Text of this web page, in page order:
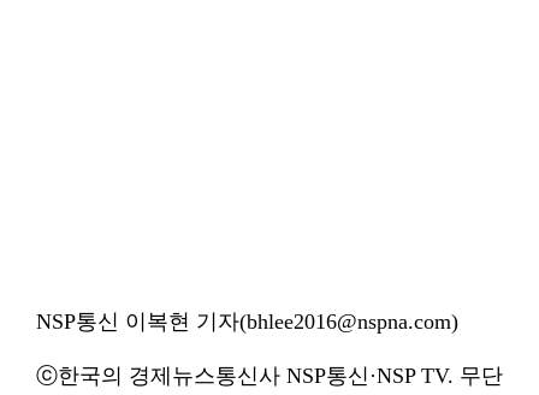
NSP통신 이복현 기자(bhlee2016@nspna.com)
ⓒ한국의 경제뉴스통신사 NSP통신·NSP TV. 무단